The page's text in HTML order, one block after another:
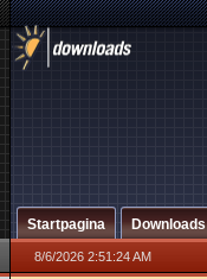
Startpagina Downloads
8/6/2026 2:51:24 AM